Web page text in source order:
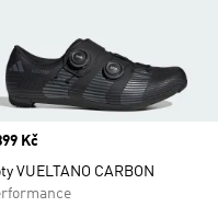
Kč
VUELTANO CARBON